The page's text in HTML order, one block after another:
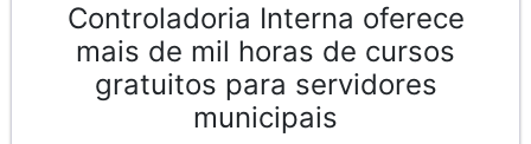
Controladoria Interna oferece
mais de mil horas de cursos
gratuitos para servidores
municipais